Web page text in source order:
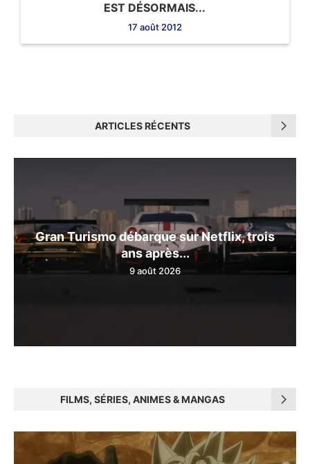
EST DÉSORMAIS...
17 août 2012
ARTICLES RÉCENTS
Gran Turismo débarque sur Netflix, trois
ans après...
9 août 2026
FILMS, SÉRIES, ANIMES & MANGAS